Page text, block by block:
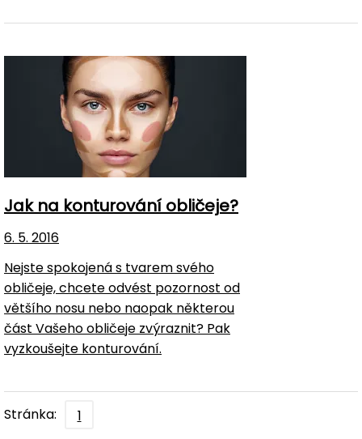
Jak na konturování obličeje?
6. 5. 2016
Nejste spokojená s tvarem svého
obličeje, chcete odvést pozornost od
většího nosu nebo naopak některou
část Vašeho obličeje zvýraznit? Pak
vyzkoušejte konturování.
Stránka: 1